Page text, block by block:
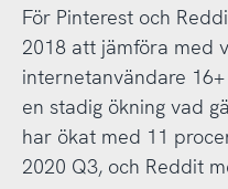
För Pinterest och
2018 att jämföra med
internetanvändare
en stadig ökning vad
har ökat med 11
2020 Q3, och Reddit